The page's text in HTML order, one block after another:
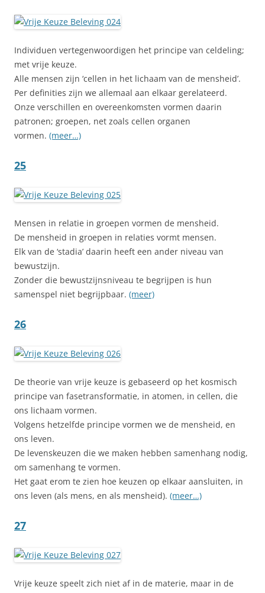
Individuen vertegenwoordigen het principe van celdeling;
met vrije keuze.
Alle mensen zijn ‘cellen in het lichaam van de mensheid’.
Per definities zijn we allemaal aan elkaar gerelateerd.
Onze verschillen en overeenkomsten vormen daarin
patronen; groepen, net zoals cellen organen
vormen. (meer…)
25
Mensen in relatie in groepen vormen de mensheid.
De mensheid in groepen in relaties vormt mensen.
Elk van de ‘stadia’ daarin heeft een ander niveau van
bewustzijn.
Zonder die bewustzijnsniveau te begrijpen is hun
samenspel niet begrijpbaar. (meer)
26
De theorie van vrije keuze is gebaseerd op het kosmisch
principe van fasetransformatie, in atomen, in cellen, die
ons lichaam vormen.
Volgens hetzelfde principe vormen we de mensheid, en
ons leven.
De levenskeuzen die we maken hebben samenhang nodig,
om samenhang te vormen.
Het gaat erom te zien hoe keuzen op elkaar aansluiten, in
ons leven (als mens, en als mensheid). (meer…)
27
Vrije keuze speelt zich niet af in de materie, maar in de